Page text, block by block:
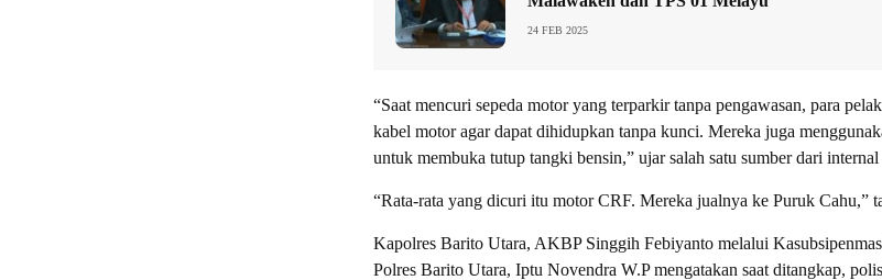
24 FEB 2025
“Saat mencuri sepeda motor yang terparkir tanpa pengawasan, para
kabel motor agar dapat dihidupkan tanpa kunci. Mereka juga
untuk membuka tutup tangki bensin,” ujar salah satu sumber dari
“Rata-rata yang dicuri itu motor CRF. Mereka jualnya ke Puruk Cahu,”
Kapolres Barito Utara, AKBP Singgih Febiyanto melalui
Polres Barito Utara, Iptu Novendra W.P mengatakan saat ditangkap,